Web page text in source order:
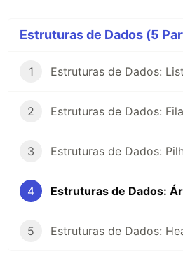
Estruturas de Dados (5
1 Estruturas de Dados:
2 Estruturas de Dados: Fila
3 Estruturas de Dados:
4 Estruturas de Dados:
5 Estruturas de Dados: